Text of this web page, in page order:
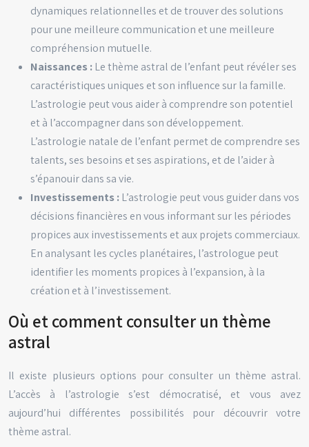
dynamiques relationnelles et de trouver des solutions
pour une meilleure communication et une meilleure
compréhension mutuelle.
Naissances : Le thème astral de l’enfant peut révéler ses
caractéristiques uniques et son influence sur la famille.
L’astrologie peut vous aider à comprendre son potentiel
et à l’accompagner dans son développement.
L’astrologie natale de l’enfant permet de comprendre ses
talents, ses besoins et ses aspirations, et de l’aider à
s’épanouir dans sa vie.
Investissements : L’astrologie peut vous guider dans vos
décisions financières en vous informant sur les périodes
propices aux investissements et aux projets commerciaux.
En analysant les cycles planétaires, l’astrologue peut
identifier les moments propices à l’expansion, à la
création et à l’investissement.
Où et comment consulter un thème
astral
Il existe plusieurs options pour consulter un thème astral.
L’accès à l’astrologie s’est démocratisé, et vous avez
aujourd’hui différentes possibilités pour découvrir votre
thème astral.